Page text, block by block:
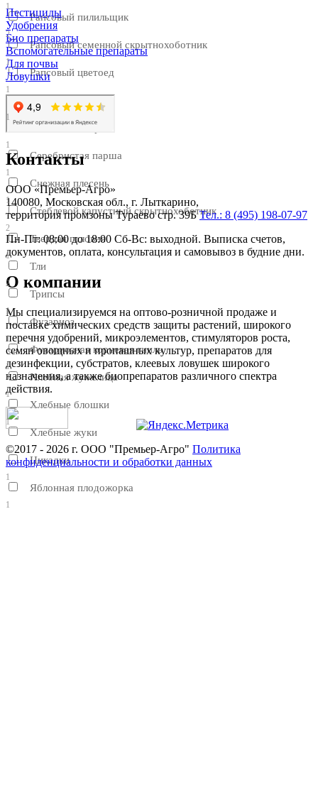
1
Рапсовый пилильщик
2
Рапсовый семенной скрытнохоботник
1
Рапсовый цветоед
1
Ризоктониоз
1
Рисовый комарик
1
Серебристая парша
1
Снежная плесень
1
Стеблевой капустный скрытнохоботник
2
Твердая головня
1
Тли
2
Трипсы
1
Фузариоз
1
Фузариозная корневая гниль
1
Хлебная жужелица
1
Хлебные блошки
1
Хлебные жуки
1
Цикадки
1
Яблонная плодожорка
1
Пестициды
Удобрения
Био препараты
Вспомогательные препараты
Для почвы
Ловушки
Контакты
ООО «Премьер-Агро»
140080, Московская обл., г. Лыткарино,
территория промзоны Тураево стр. 39БТел.: 8 (495) 198-07-97
Пн-Пт: 08:00 до 18:00 Сб-Вс: выходной. Выписка счетов,
документов, оплата, консультация и самовывоз в будние дни.
О компании
Мы специализируемся на оптово-розничной продаже и
поставке химических средств защиты растений, широкого
перечня удобрений, микроэлементов, стимуляторов роста,
семян овощных и пропашных культур, препаратов для
дезинфекции, субстратов, клеевых ловушек широкого
назначения, а также биопрепаратов различного спектра
действия.
©2017 - 2026 г. ООО "Премьер-Агро" Политика
конфиденциальности и обработки данных